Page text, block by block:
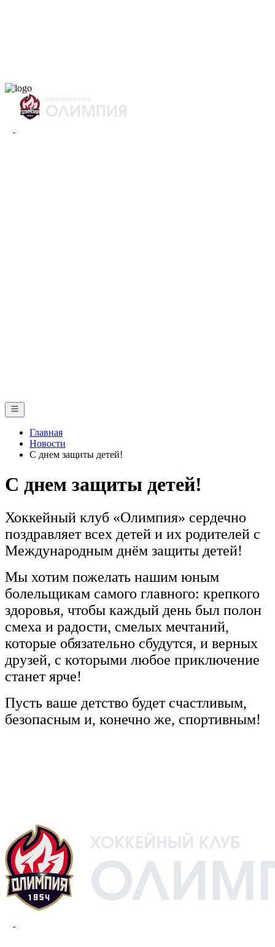
Главная
Новости
С днем защиты детей!
С днем защиты детей!
Хоккейный клуб «Олимпия» сердечно
поздравляет всех детей и их родителей с
Международным днём защиты детей!
Мы хотим пожелать нашим юным
болельщикам самого главного: крепкого
здоровья, чтобы каждый день был полон
смеха и радости, смелых мечтаний,
которые обязательно сбудутся, и верных
друзей, с которыми любое приключение
станет ярче!
Пусть ваше детство будет счастливым,
безопасным и, конечно же, спортивным!